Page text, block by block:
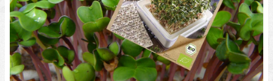
Segítség
Kapcsolat